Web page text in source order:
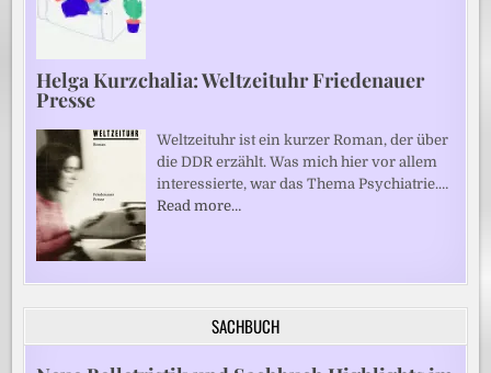
Helga Kurzchalia: Weltzeituhr Friedenauer
Presse
Weltzeituhr ist ein kurzer Roman, der über
die DDR erzählt. Was mich hier vor allem
interessierte, war das Thema Psychiatrie.…
Read more…
SACHBUCH